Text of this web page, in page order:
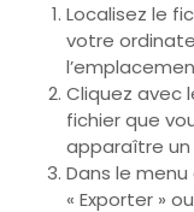
Localisez le
votre
Cliquez avec
fichier que
apparaître
Dans le
« Exporter »